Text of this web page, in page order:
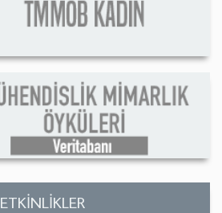
ETKİNLİKLER